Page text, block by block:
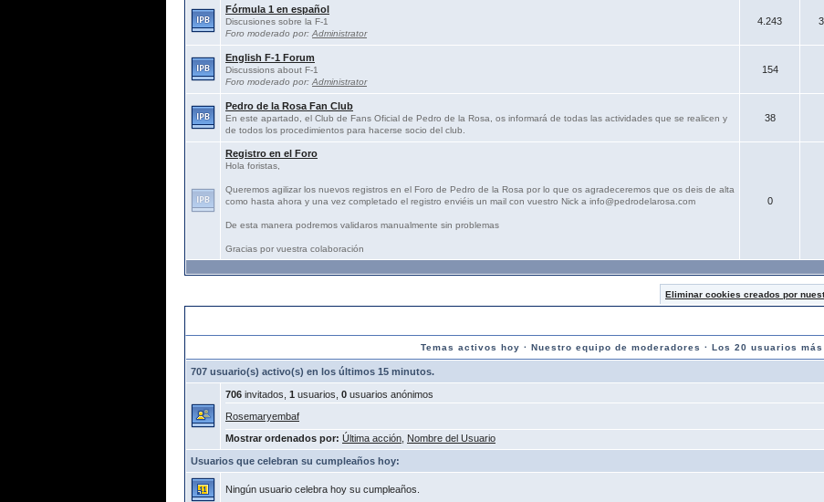
Fórmula 1 en español
Discusiones sobre la F-1
Foro moderado por: Administrator
4.243
English F-1 Forum
Discussions about F-1
Foro moderado por: Administrator
154
Pedro de la Rosa Fan Club
En este apartado, el Club de Fans Oficial de Pedro de la Rosa, os informará de todas las actividades que se realicen y
de todos los procedimientos para hacerse socio del club.
38
Registro en el Foro
Hola foristas,
Queremos agilizar los nuevos registros en el Foro de Pedro de la Rosa por lo que os agradeceremos que os deis de alta
como hasta ahora y una vez completado el registro enviéis un mail con vuestro Nick a info@pedrodelarosa.com
De esta manera podremos validaros manualmente sin problemas
Gracias por vuestra colaboración
0
Eliminar cookies creados por
Temas activos hoy · Nuestro equipo de moderadores · Los 20 usuarios
707 usuario(s) activo(s) en los últimos 15 minutos.
706 invitados, 1 usuarios, 0 usuarios anónimos
Rosemaryembaf
Mostrar ordenados por: Última acción Nombre del Usuario
Usuarios que celebran su cumpleaños hoy:
Ningún usuario celebra hoy su cumpleaños.